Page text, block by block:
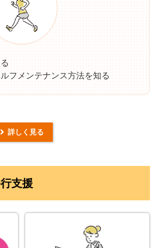
フメンテナンス方法を知る
詳しく見る
支援